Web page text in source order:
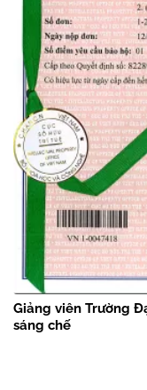
Giảng viên Trường
sáng chế